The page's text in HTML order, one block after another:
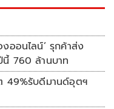
ออนไลน์’ รุกค้าส่ง
760 ล้านบาท
49%รับดีมานด์อุตฯ